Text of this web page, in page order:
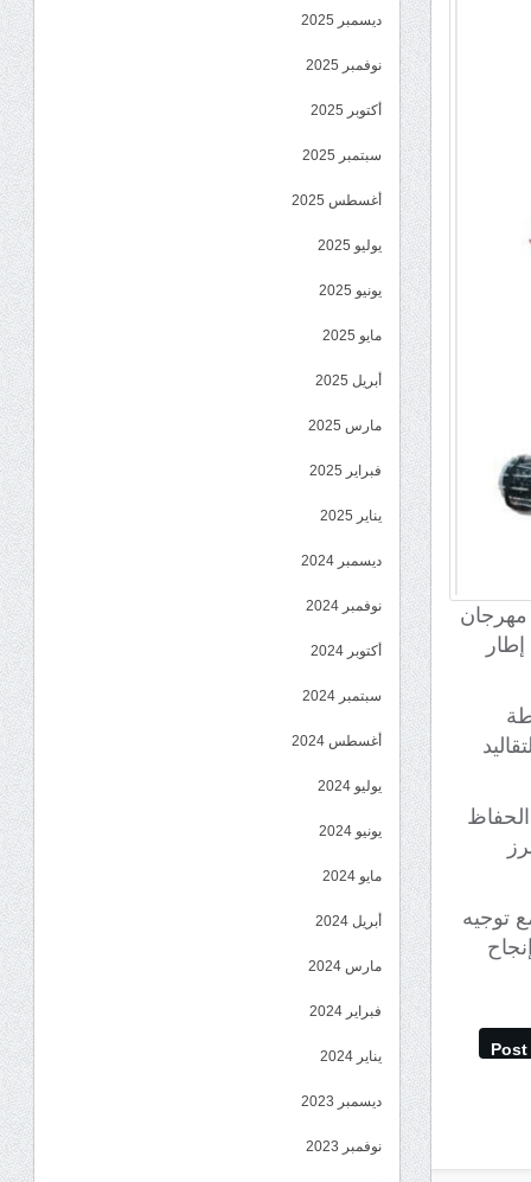
مهرجان
إطار
توجيه
Post
ديسمبر 2025
نوفمبر 2025
أكتوبر 2025
سبتمبر 2025
أغسطس 2025
يوليو 2025
يونيو 2025
مايو 2025
أبريل 2025
مارس 2025
فبراير 2025
يناير 2025
ديسمبر 2024
نوفمبر 2024
أكتوبر 2024
سبتمبر 2024
أغسطس 2024
يوليو 2024
يونيو 2024
مايو 2024
أبريل 2024
مارس 2024
فبراير 2024
يناير 2024
ديسمبر 2023
نوفمبر 2023